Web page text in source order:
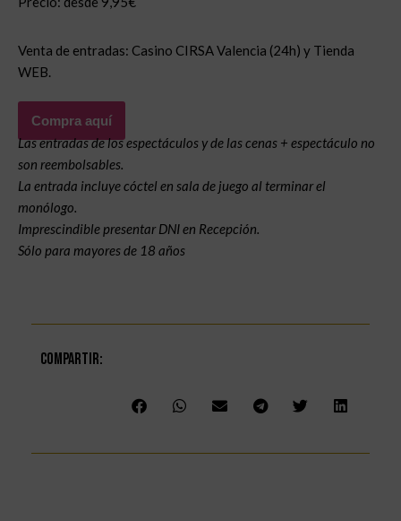
Venta de entradas: Casino CIRSA Valencia (24h) y Tienda
WEB.
Compra aquí
Las entradas de los espectáculos y de las cenas + espectáculo no
son reembolsables.
La entrada incluye cóctel en sala de juego al terminar el
monólogo.
Imprescindible presentar DNI en Recepción.
Sólo para mayores de 18 años
Compartir: